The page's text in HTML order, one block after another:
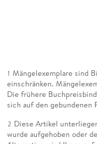
1 Mängelexemplare sind
einschränken.
Die frühere
sich auf den gebundenen
2 Diese Artikel
wurde aufgehoben oder